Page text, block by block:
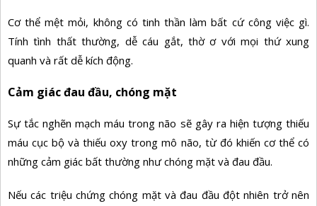
Cơ thể mệt mỏi, không có tinh thần làm bất cứ công việc gì.
Tính tình thất thường, dễ cáu gắt, thờ ơ với mọi thứ xung
quanh và rất dễ kích động.
Cảm giác đau đầu, chóng mặt
Sự tắc nghẽn mạch máu trong não sẽ gây ra hiện tượng thiếu
máu cục bộ và thiếu oxy trong mô não, từ đó khiến cơ thể có
những cảm giác bất thường như chóng mặt và đau đầu.
Nếu các triệu chứng chóng mặt và đau đầu đột nhiên trở nên